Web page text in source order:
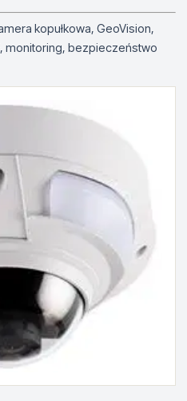
kopułkowa, GeoVision,
monitoring, bezpieczeństwo